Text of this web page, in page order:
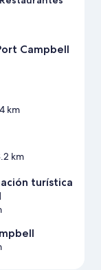
Campbell
km
km
turística